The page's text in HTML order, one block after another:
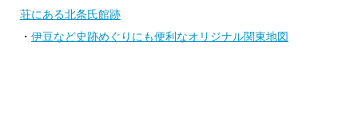
荘にある北条氏館跡
・ 伊豆など史跡めぐりにも便利なオリジナル関東地図